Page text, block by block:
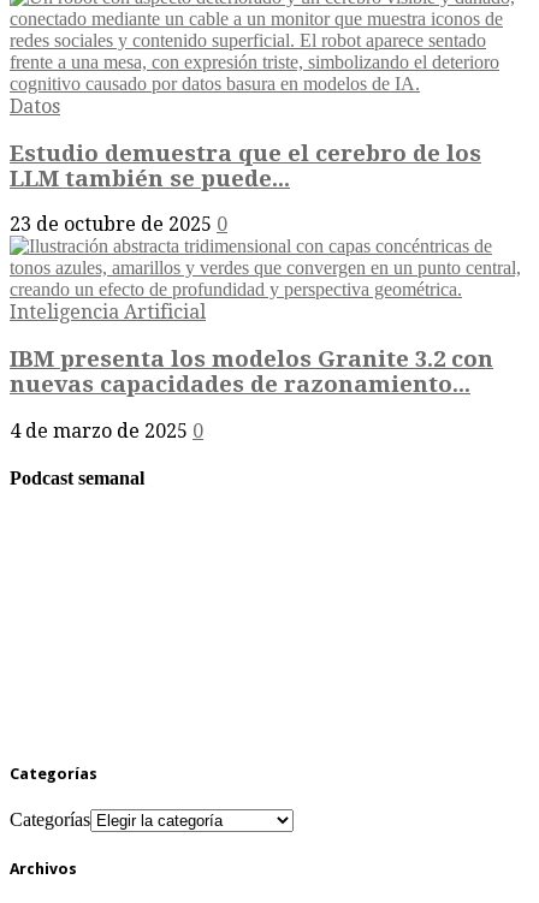
Datos
Estudio demuestra que el cerebro de los
LLM también se puede...
23 de octubre de 2025 0
Inteligencia Artificial
IBM presenta los modelos Granite 3.2 con
nuevas capacidades de razonamiento...
4 de marzo de 2025 0
Podcast semanal
Categorías
Categorías
Archivos